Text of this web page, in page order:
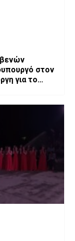
στον
για το